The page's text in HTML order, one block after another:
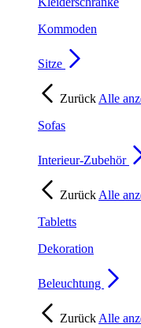
Kommoden
Sitze
Zurück Alle
Sofas
Interieur-Zubehör
Zurück Alle
Tabletts
Dekoration
Beleuchtung
Zurück Alle